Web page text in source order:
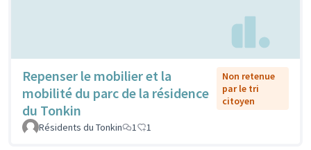
Repenser le mobilier et la
mobilité du parc de la résidence
du Tonkin
Non retenue
par le tri
citoyen
Résidents du Tonkin 1 1